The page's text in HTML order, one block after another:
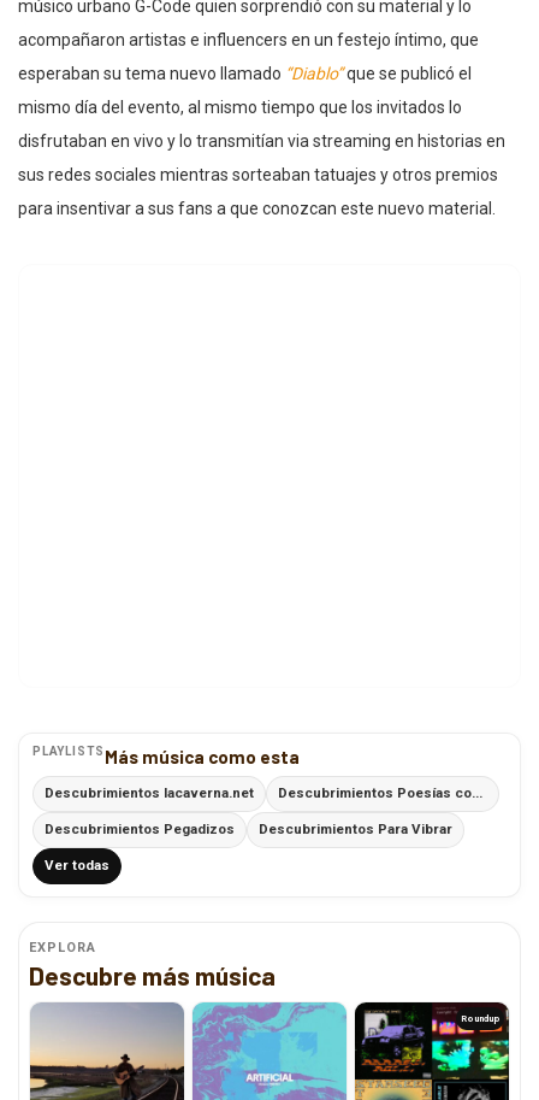
músico urbano G-Code quien sorprendió con su material y lo
acompañaron artistas e influencers en un festejo íntimo, que
esperaban su tema nuevo llamado “Diablo”que se publicó el
mismo día del evento, al mismo tiempo que los invitados lo
disfrutaban en vivo y lo transmitían via streaming en historias en
sus redes sociales mientras sorteaban tatuajes y otros premios
para insentivar a sus fans a que conozcan este nuevo material.
PLAYLISTS Más música como esta
Descubrimientos lacaverna.net Descubrimientos Poesías con Ritmo
Descubrimientos Pegadizos Descubrimientos Para Vibrar
Ver todas
EXPLORA
Descubre más música
Roundup